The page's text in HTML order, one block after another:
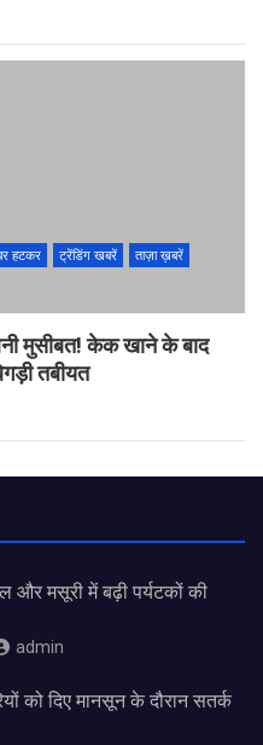
हटकर ट्रेंडिंग खबरें
ताज़ा ख़बरें
बनी मुसीबत! केक खाने के बाद
तबीयत
और मसूरी में बढ़ी पर्यटकों की
admin
को दिए मानसून के दौरान सतर्क